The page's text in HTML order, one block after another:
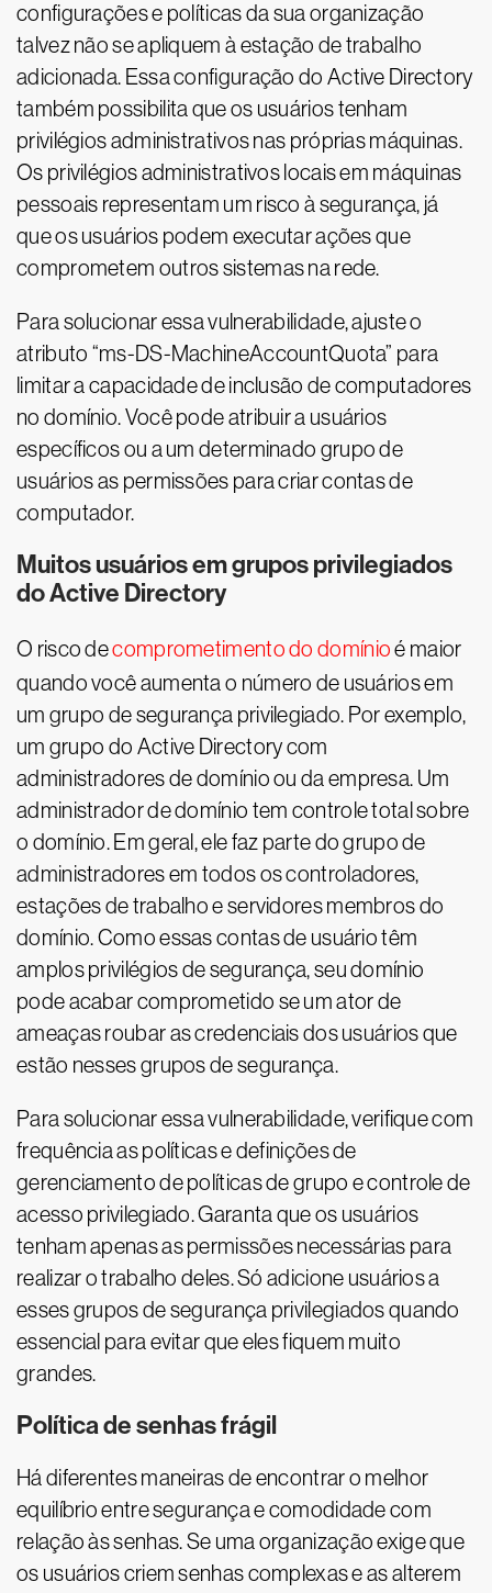
configurações e políticas da sua organização
talvez não se apliquem à estação de trabalho
adicionada. Essa configuração do Active Directory
também possibilita que os usuários tenham
privilégios administrativos nas próprias máquinas.
Os privilégios administrativos locais em máquinas
pessoais representam um risco à segurança, já
que os usuários podem executar ações que
comprometem outros sistemas na rede.
Para solucionar essa vulnerabilidade, ajuste o
atributo “ms-DS-MachineAccountQuota” para
limitar a capacidade de inclusão de computadores
no domínio. Você pode atribuir a usuários
específicos ou a um determinado grupo de
usuários as permissões para criar contas de
computador.
Muitos usuários em grupos privilegiados
do Active Directory
O risco decomprometimento do domínioé maior
quando você aumenta o número de usuários em
um grupo de segurança privilegiado. Por exemplo,
um grupo do Active Directory com
administradores de domínio ou da empresa. Um
administrador de domínio tem controle total sobre
o domínio. Em geral, ele faz parte do grupo de
administradores em todos os controladores,
estações de trabalho e servidores membros do
domínio. Como essas contas de usuário têm
amplos privilégios de segurança, seu domínio
pode acabar comprometido se um ator de
ameaças roubar as credenciais dos usuários que
estão nesses grupos de segurança.
Para solucionar essa vulnerabilidade, verifique com
frequência as políticas e definições de
gerenciamento de políticas de grupo e controle de
acesso privilegiado. Garanta que os usuários
tenham apenas as permissões necessárias para
realizar o trabalho deles. Só adicione usuários a
esses grupos de segurança privilegiados quando
essencial para evitar que eles fiquem muito
grandes.
Política de senhas frágil
Há diferentes maneiras de encontrar o melhor
equilíbrio entre segurança e comodidade com
relação às senhas. Se uma organização exige que
os usuários criem senhas complexas e as alterem